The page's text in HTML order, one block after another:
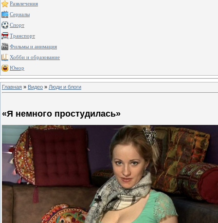
Развлечения
Сериалы
Спорт
Транспорт
Фильмы и анимация
Хобби и образование
Юмор
Главная » Видео » Люди и блоги
«Я немного простудилась»